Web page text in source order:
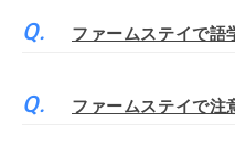
ファームステイで語
ファームステイで注